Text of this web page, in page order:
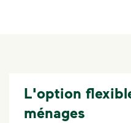
L'option
ménages